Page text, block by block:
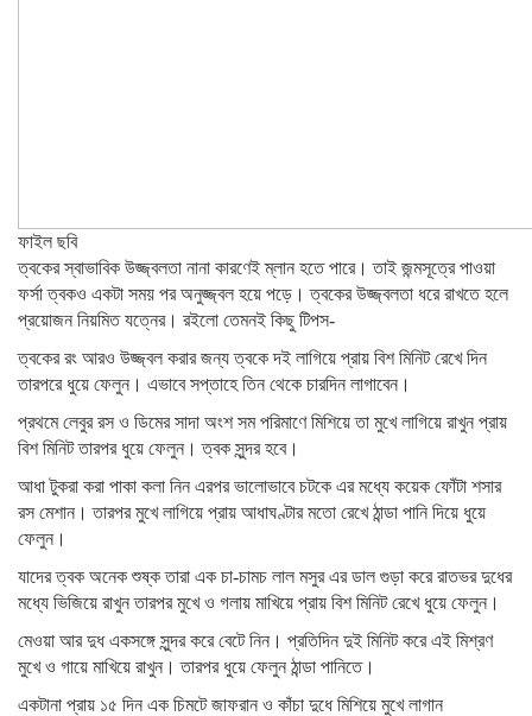
ফাইল ছবি
ত্বকের স্বাভাবিক উজ্জ্বলতা নানা কারণেই ম্লান হতে পারে। তাই জন্মসূত্রে পাওয়া
ফর্সা ত্বকও একটা সময় পর অনুজ্জ্বল হয়ে পড়ে। ত্বকের উজ্জ্বলতা ধরে রাখতে হলে
প্রয়োজন নিয়মিত যত্নের। রইলো তেমনই কিছু টিপস-
ত্বকের রং আরও উজ্জ্বল করার জন্য ত্বকে দই লাগিয়ে প্রায় বিশ মিনিট রেখে দিন
তারপরে ধুয়ে ফেলুন। এভাবে সপ্তাহে তিন থেকে চারদিন লাগাবেন।
প্রথমে লেবুর রস ও ডিমের সাদা অংশ সম পরিমাণে মিশিয়ে তা মুখে লাগিয়ে রাখুন প্রায়
বিশ মিনিট তারপর ধুয়ে ফেলুন। ত্বক সুন্দর হবে।
আধা টুকরা করা পাকা কলা নিন এরপর ভালোভাবে চটকে এর মধ্যে কয়েক ফোঁটা শসার
রস মেশান। তারপর মুখে লাগিয়ে প্রায় আধাঘণ্টার মতো রেখে ঠান্ডা পানি দিয়ে ধুয়ে
ফেলুন।
যাদের ত্বক অনেক শুষ্ক তারা এক চা-চামচ লাল মসুর এর ডাল গুড়া করে রাতভর দুধের
মধ্যে ভিজিয়ে রাখুন তারপর মুখে ও গলায় মাখিয়ে প্রায় বিশ মিনিট রেখে ধুয়ে ফেলুন।
মেওয়া আর দুধ একসঙ্গে সুন্দর করে বেটে নিন। প্রতিদিন দুই মিনিট করে এই মিশ্রণ
মুখে ও গায়ে মাখিয়ে রাখুন। তারপর ধুয়ে ফেলুন ঠান্ডা পানিতে।
একটানা প্রায় ১৫ দিন এক চিমটে জাফরান ও কাঁচা দুধে মিশিয়ে মুখে লাগান